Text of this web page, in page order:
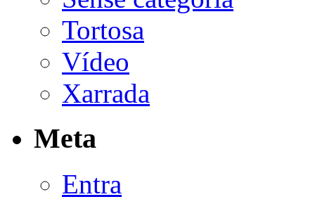
Tortosa
Vídeo
Xarrada
Meta
Entra